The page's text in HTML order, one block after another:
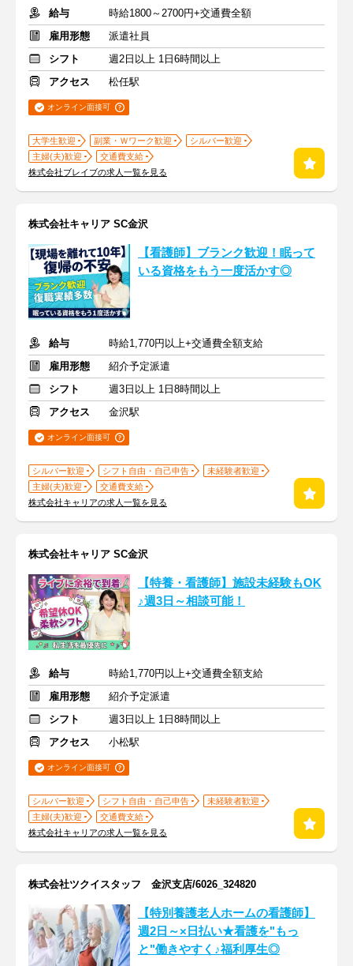
給与
時給1800～2700円+交通費全額
雇用形態
派遣社員
シフト
週2日以上 1日6時間以上
アクセス
松任駅
オンライン面接可
大学生歓迎 副業・Ｗワーク歓迎
シルバー歓迎
主婦(夫)歓迎
交通費支給
株式会社ブレイブの求人一覧を見る
株式会社キャリア SC金沢
【看護師】ブランク歓迎！眠って
いる資格をもう一度活かす◎
給与
時給1,770円以上+交通費全額支給
雇用形態
紹介予定派遣
シフト
週3日以上 1日8時間以上
アクセス
金沢駅
オンライン面接可
シルバー歓迎 シフト自由・自己申告
未経験者歓迎
主婦(夫)歓迎
交通費支給
株式会社キャリアの求人一覧を見る
株式会社キャリア SC金沢
【特養・看護師】施設未経験もOK
♪週3日～相談可能！
給与
時給1,770円以上+交通費全額支給
雇用形態
紹介予定派遣
シフト
週3日以上 1日8時間以上
アクセス
小松駅
オンライン面接可
シルバー歓迎 シフト自由・自己申告
未経験者歓迎
主婦(夫)歓迎
交通費支給
株式会社キャリアの求人一覧を見る
株式会社ツクイスタッフ 金沢支店/6026_324820
【特別養護老人ホームの看護師】
週2日～×日払い★看護を"もっ
と"働きやすく♪福利厚生◎